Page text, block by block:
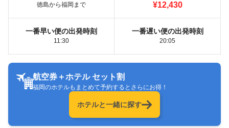
徳島から福岡まで ¥12,430
一番早い便の出発時刻
11:30
一番遅い便の出発時刻
20:05
航空券＋ホテル セット割
福岡のホテルもまとめて予約するとさらにお得！
ホテルと一緒に探す